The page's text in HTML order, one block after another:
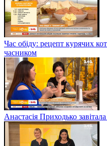
Час обіду: рецепт курячих
часником
Анастасія Приходько